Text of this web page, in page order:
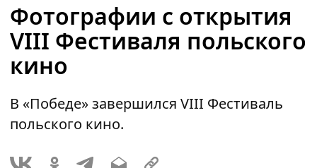
Фотографии с открытия
VIII Фестиваля польского
кино
В «Победе» завершился VIII Фестиваль
польского кино.